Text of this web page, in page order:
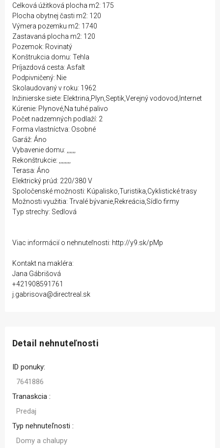
Celková úžitková plocha m2: 175
Plocha obytnej časti m2: 120
Výmera pozemku m2: 1740
Zastavaná plocha m2: 120
Pozemok: Rovinatý
Konštrukcia domu: Tehla
Príjazdová cesta: Asfalt
Podpivničený: Nie
Skolaudovaný v roku: 1962
Inžinierske siete: Elektrina,Plyn,Septik,Verejný vodovod,Internet
Kúrenie: Plynové,Na tuhé palivo
Počet nadzemných podlaží: 2
Forma vlastníctva: Osobné
Garáž: Áno
Vybavenie domu: ,,,,,,
Rekonštrukcie: ,,,,,,,,
Terasa: Áno
Elektrický prúd: 220/380 V
Spoločenské možnosti: Kúpalisko,Turistika,Cyklistické trasy
Možnosti využitia: Trvalé bývanie,Rekreácia,Sídlo firmy
Typ strechy: Sedlová
Viac informácií o nehnuteľnosti: http://y9.sk/pMp
Kontakt na makléra:
Jana Gábrišová
+421908591761
j.gabrisova@directreal.sk
Detail nehnuteľnosti
ID ponuky:
7641886
Tranaskcia :
Predaj
Typ nehnuteľnosti :
Domy a chalupy